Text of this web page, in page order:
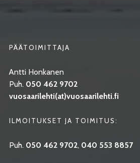
PÄÄTOIMITTAJA
Antti Honkanen
Puh. 050 462 9702
vuosaarilehti(at)vuosaarilehti.fi
ILMOITUKSET JA TOIMITUS:
Puh. 050 462 9702, 040 553 8857